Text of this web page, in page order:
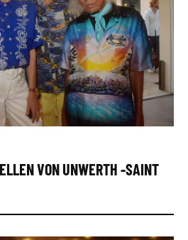
VON UNWERTH -SAINT